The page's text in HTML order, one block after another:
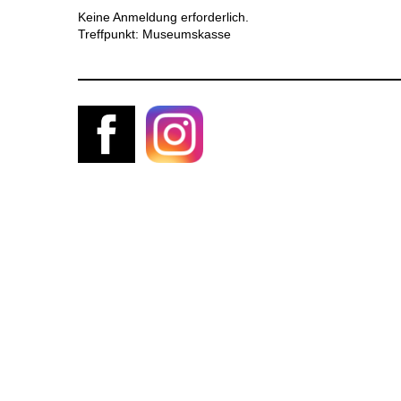
Keine Anmeldung erforderlich.
Treffpunkt: Museumskasse